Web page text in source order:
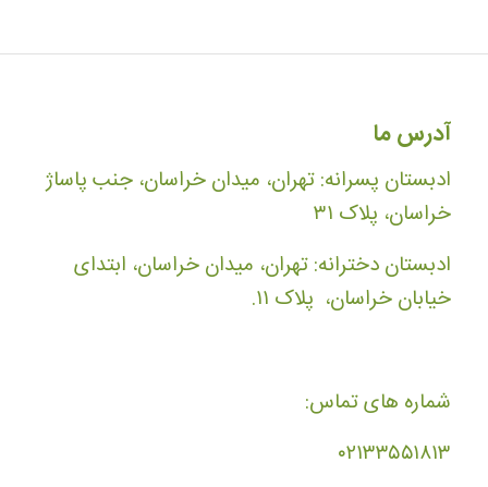
آدرس ما
ادبستان پسرانه: تهران، میدان خراسان، جنب پاساژ
خراسان، پلاک ۳۱
ادبستان دخترانه: تهران، میدان خراسان، ابتدای
خیابان خراسان، پلاک ۱۱.
شماره های تماس:
۰۲۱۳۳۵۵۱۸۱۳